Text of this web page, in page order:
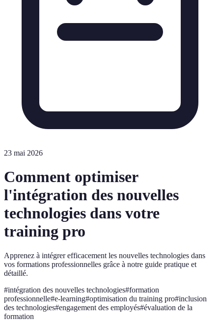
23 mai 2026
Comment optimiser
l'intégration des nouvelles
technologies dans votre
training pro
Apprenez à intégrer efficacement les nouvelles technologies dans
vos formations professionnelles grâce à notre guide pratique et
détaillé.
#intégration des nouvelles technologies#formation
professionnelle#e-learning#optimisation du training pro#inclusion
des technologies#engagement des employés#évaluation de la
formation